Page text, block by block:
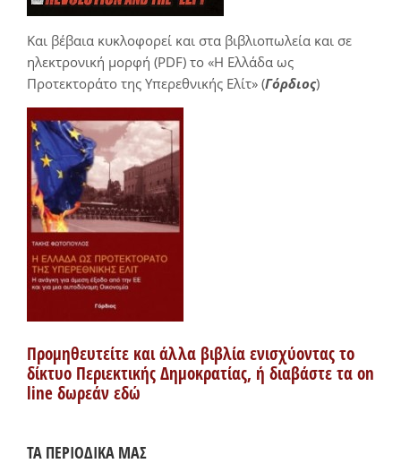
Και βέβαια κυκλοφορεί και στα βιβλιοπωλεία και σε
ηλεκτρονική μορφή (PDF) το «Η Ελλάδα ως
Προτεκτοράτο της Υπερεθνικής Ελίτ» (Γόρδιος)
Προμηθευτείτε και άλλα βιβλία ενισχύοντας το
δίκτυο Περιεκτικής Δημοκρατίας, ή διαβάστε τα on
line δωρεάν εδώ
ΤΑ ΠΕΡΙΟΔΙΚΑ ΜΑΣ